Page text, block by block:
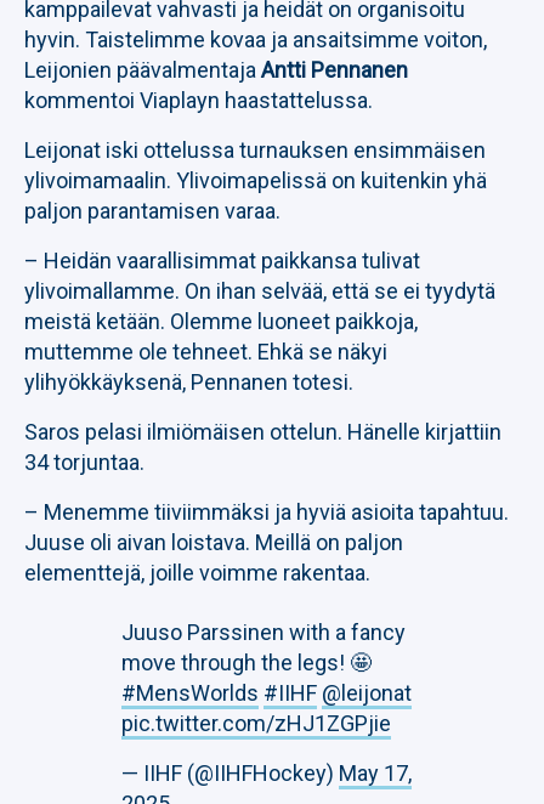
kamppailevat vahvasti ja heidät on organisoitu
hyvin. Taistelimme kovaa ja ansaitsimme voiton,
Leijonien päävalmentaja Antti Pennanen
kommentoi Viaplayn haastattelussa.
Leijonat iski ottelussa turnauksen ensimmäisen
ylivoimamaalin. Ylivoimapelissä on kuitenkin yhä
paljon parantamisen varaa.
– Heidän vaarallisimmat paikkansa tulivat
ylivoimallamme. On ihan selvää, että se ei tyydytä
meistä ketään. Olemme luoneet paikkoja,
muttemme ole tehneet. Ehkä se näkyi
ylihyökkäyksenä, Pennanen totesi.
Saros pelasi ilmiömäisen ottelun. Hänelle kirjattiin
34 torjuntaa.
– Menemme tiiviimmäksi ja hyviä asioita tapahtuu.
Juuse oli aivan loistava. Meillä on paljon
elementtejä, joille voimme rakentaa.
Juuso Parssinen with a fancy
move through the legs! 🤩
#MensWorlds #IIHF @leijonat
pic.twitter.com/zHJ1ZGPjie
— IIHF (@IIHFHockey) May 17,